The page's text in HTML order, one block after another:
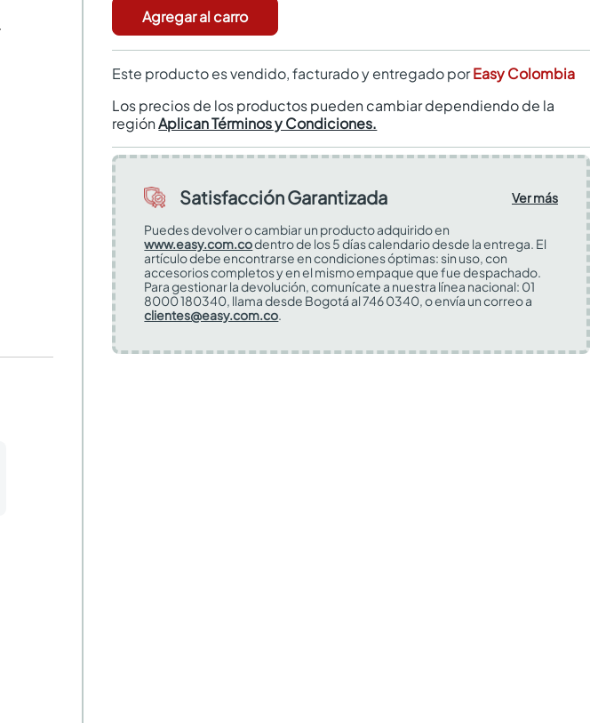
Agregar al carro
Este producto es vendido, facturado y entregado porEasy Colombia
Los precios de los productos pueden cambiar dependiendo de la
regiónAplican Términos y Condiciones.
Satisfacción Garantizada
Ver más
Puedes devolver o cambiar un producto adquirido en
www.easy.com.codentro de los 5 días calendario desde la entrega. El
artículo debe encontrarse en condiciones óptimas: sin uso, con
accesorios completos y en el mismo empaque que fue despachado.
Para gestionar la devolución, comunícate a nuestra línea nacional: 01
8000 180340, llama desde Bogotá al 746 0340, o envía un correo a
clientes@easy.com.co.